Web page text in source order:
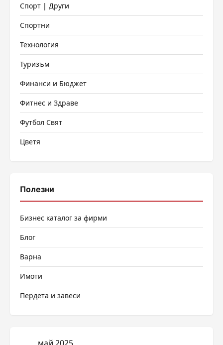
Спорт | Други
Спортни
Технология
Туризъм
Финанси и Бюджет
Фитнес и Здраве
Футбол Свят
Цветя
Полезни
Бизнес каталог за фирми
Блог
Варна
Имоти
Пердета и завеси